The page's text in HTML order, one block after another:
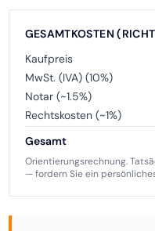
GESAMTKOSTEN
Kaufpreis
MwSt. (IVA) (10%)
Notar (~1.5%)
Rechtskosten (~1%)
Gesamt
Orientierungsrechnung.
— fordern Sie ein